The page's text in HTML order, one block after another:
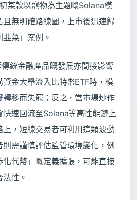
某款以寵物為主題嘅Solana模
且無明確路線圖，上市後迅速歸
菜」案例。
傳統金融產品嘅發展亦間接影響
金大舉流入比特幣ETF時，模
轉移而失寵；反之，當市場炒作
快速回流至Solana等高性能鏈上
上，短線交易者可利用這類波動
需謹慎評估監管環境變化，例
化代幣」嘅定義擴張，可能直接
性。